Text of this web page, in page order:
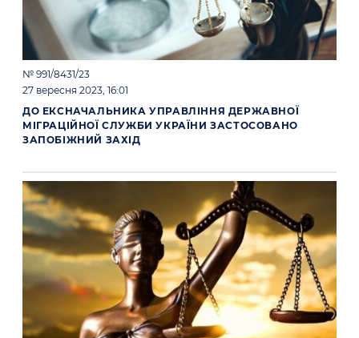
№ 991/8431/23
27 вересня 2023, 16:01
ДО ЕКСНАЧАЛЬНИКА УПРАВЛІННЯ ДЕРЖАВНОЇ
МІГРАЦІЙНОЇ СЛУЖБИ УКРАЇНИ ЗАСТОСОВАНО
ЗАПОБІЖНИЙ ЗАХІД